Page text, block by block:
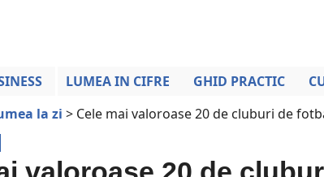
LUMEA IN CIFRE GHID PRACTIC
la zi > Cele mai valoroase 20 de cluburi de